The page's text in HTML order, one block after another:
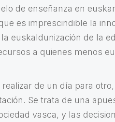
de enseñanza en
es imprescindible la
euskaldunización de la
a quienes menos
de un día para
Se trata de una
vasca, y las